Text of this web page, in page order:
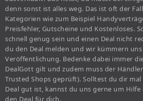
denn sonst ist alles weg. Das ist oft der
Kategorien wie zum Beispiel
Preisfehler, Gutscheine und Kostenloses.
schnell genug sein und einen Deal nicht
du den Deal melden und wir kümmern
Veröffentlichung. Bedenke dabei immer
DealGott gilt und zudem muss der
Trusted Shops geprüft). Solltest du dir
Deal gut ist, kannst du uns gerne um
den Deal für dich.